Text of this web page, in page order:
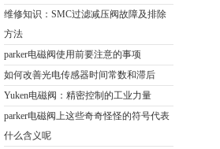
维修知识：SMC过滤减压阀故障及排除
方法
parker电磁阀使用前要注意的事项
如何改善光电传感器时间常数和滞后
Yuken电磁阀：精密控制的工业力量
parker电磁阀上这些奇奇怪怪的符号代表
什么含义呢